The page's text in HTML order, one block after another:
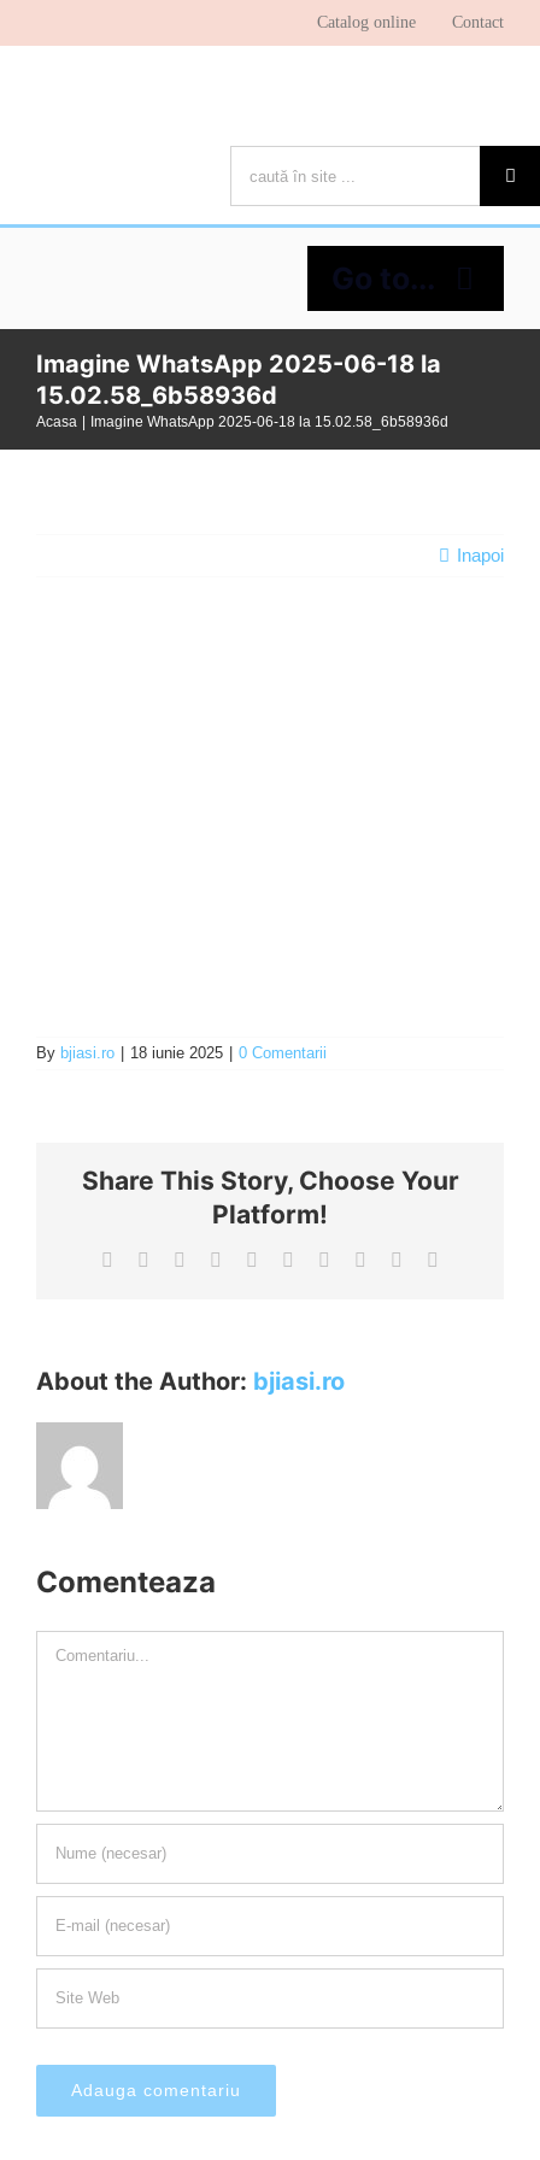
Catalog online Contact
Go to...
Despre bibliotecă
Pagina cititorului
Imagine WhatsApp 2025-06-18 la
15.02.58_6b58936d
Acasa Imagine WhatsApp 2025-06-18 la 15.02.58_6b58936d
Inapoi
By bjiasi.ro | 18 iunie 2025 | 0 Comentarii
Share This Story, Choose Your
Platform!
Facebook Reddit LinkedInWhatsApp
TumblrPinterest Xing
About the Author: bjiasi.ro
Comenteaza